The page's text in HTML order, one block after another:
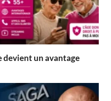
devient un avantage